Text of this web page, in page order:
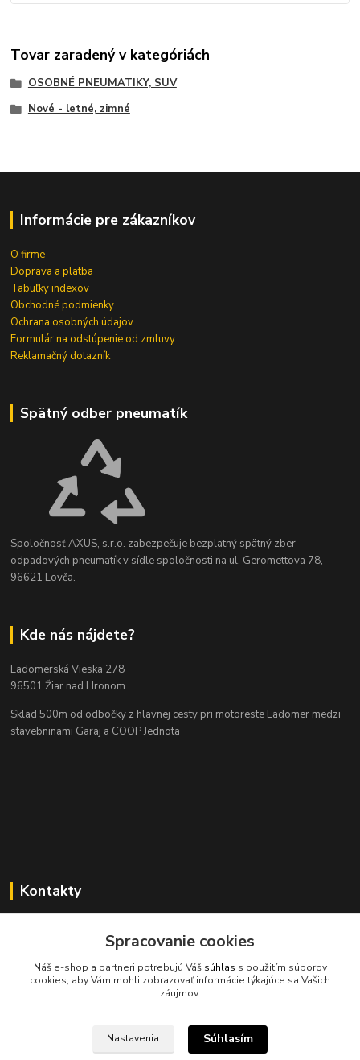
Tovar zaradený v kategóriách
OSOBNÉ PNEUMATIKY, SUV
Nové - letné, zimné
Informácie pre zákazníkov
O firme
Doprava a platba
Tabuľky indexov
Obchodné podmienky
Ochrana osobných údajov
Formulár na odstúpenie od zmluvy
Reklamačný dotazník
Spätný odber pneumatík
Spoločnosť AXUS, s.r.o. zabezpečuje bezplatný spätný zber
odpadových pneumatík v sídle spoločnosti na ul. Geromettova 78,
96621 Lovča.
Kde nás nájdete?
Ladomerská Vieska 278
96501 Žiar nad Hronom
Sklad 500m od odbočky z hlavnej cesty pri motoreste Ladomer medzi
stavebninami Garaj a COOP Jednota
Kontakty
Spracovanie cookies
Náš e-shop a partneri potrebujú Váš súhlas s použitím súborov
cookies, aby Vám mohli zobrazovať informácie týkajúce sa Vašich
záujmov.
Nastavenia Súhlasím